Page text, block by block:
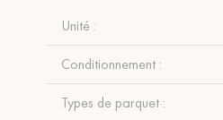
Unité :
Conditionnement :
Types de parquet :